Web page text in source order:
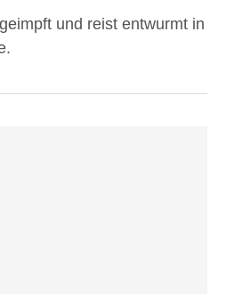
und reist entwurmt in